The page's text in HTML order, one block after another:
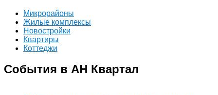
Микрорайоны
Жилые комплексы
Новостройки
Квартиры
Коттеджи
События в АН Квартал